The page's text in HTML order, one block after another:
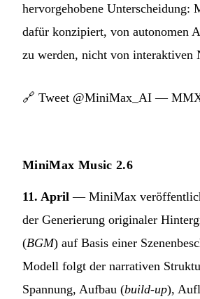
hervorgehobene
dafür konzipiert, von autonomen
zu werden, nicht von interaktiven
🔗 Tweet @MiniMax_AI —
MiniMax Music 2.6
11. April — MiniMax
der Generierung originaler
(BGM) auf Basis einer
Modell folgt der narrativen
Spannung, Aufbau (build-up),